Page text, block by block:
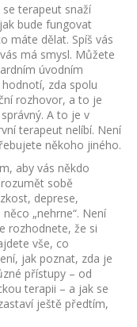
se terapeut snaží
bude fungovat
máte dělat. Spíš vás
má smysl. Můžete
úvodním
zda spolu
rozhovor, a to je
A to je v
terapeut nelíbí. Není
někoho jiného.
aby vás někdo
rozumět sobě
deprese,
„nehrne“. Není
rozhodnete, že si
vše, co
jak poznat, zda je
přístupy – od
terapii – a jak se
ještě předtím,